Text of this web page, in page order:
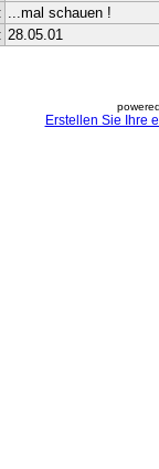
...mal schauen !
28.05.01
Erstellen Sie Ihre